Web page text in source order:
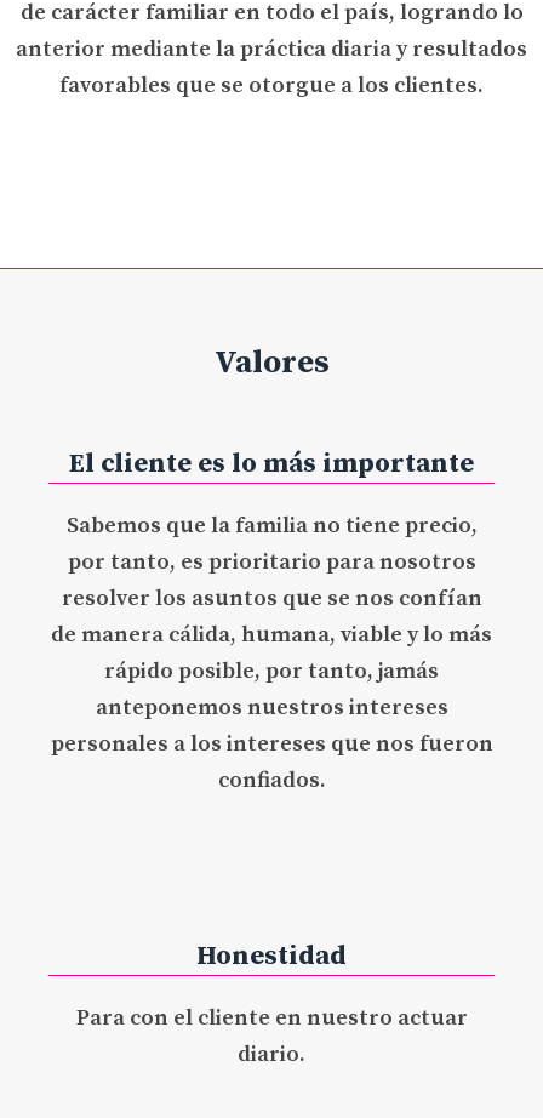
de carácter familiar en todo el país, logrando lo
anterior mediante la práctica diaria y resultados
favorables que se otorgue a los clientes.
Valores
El cliente es lo más importante
Sabemos que la familia no tiene precio,
por tanto, es prioritario para nosotros
resolver los asuntos que se nos confían
de manera cálida, humana, viable y lo más
rápido posible, por tanto, jamás
anteponemos nuestros intereses
personales a los intereses que nos fueron
confiados.
Honestidad
Para con el cliente en nuestro actuar
diario.